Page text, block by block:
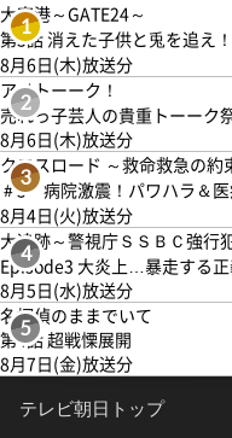
1
大空港～GATE24～
第3話 消えた子供と兎を追え！
8月6日(木)放送分
2
アメトーーク！
売れっ子芸人の貴重トーーク
8月6日(木)放送分
3
クロスロード ～救命救急の約
＃5 病院激震！パワハラ＆
8月4日(火)放送分
4
大追跡～警視庁ＳＳＢＣ強行
Episode3 大炎上…暴走する
8月5日(水)放送分
5
名探偵のままでいて
第4話 超戦慄展開
8月7日(金)放送分
テレビ朝日トップ